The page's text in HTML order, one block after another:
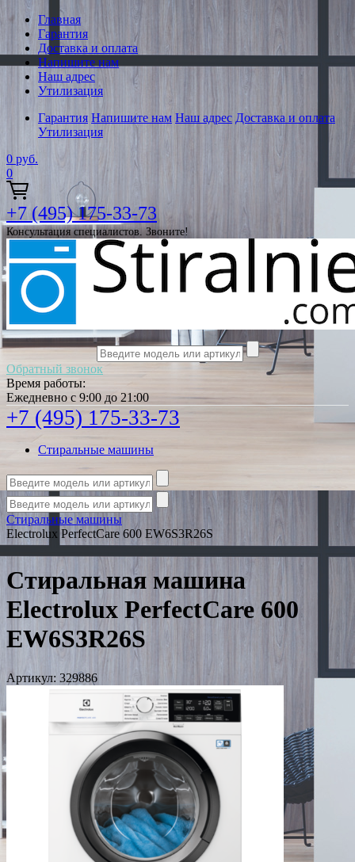
Главная
Гарантия
Доставка и оплата
Напишите нам
Наш адрес
Утилизация
Гарантия Напишите нам Наш адрес Доставка и оплата
Утилизация
0 руб.
0
+7 (495) 175-33-73
Консультация специалистов. Звоните!
Обратный звонок
Время работы:
Ежедневно с 9:00 до 21:00
+7 (495) 175-33-73
Стиральные машины
Стиральные машины
Electrolux PerfectCare 600 EW6S3R26S
Стиральная машина
Electrolux PerfectCare 600
EW6S3R26S
Артикул: 329886